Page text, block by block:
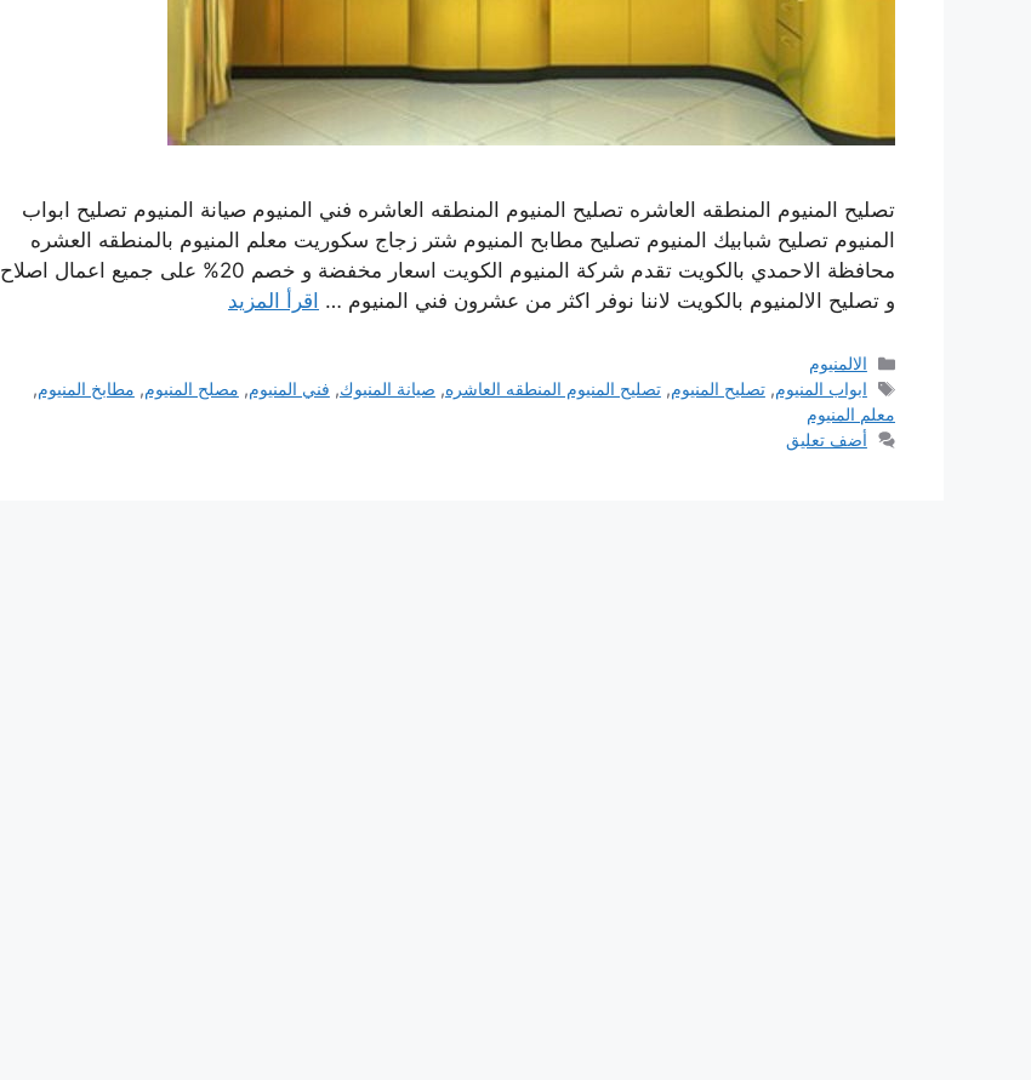
تصليح المنيوم المنطقه العاشره تصليح المنيوم المنطقه العاشره فني المنيوم صيانة المنيوم تصليح ابواب
المنيوم تصليح شبابيك المنيوم تصليح مطابح المنيوم شتر زجاج سكوريت معلم المنيوم بالمنطقه العشره
محافظة الاحمدي بالكويت تقدم شركة المنيوم الكويت اسعار مخفضة و خصم 20% على جميع اعمال اصلاح
و تصليح الالمنيوم بالكويت لاننا نوفر اكثر من عشرون فني المنيوم … اقرأ المزيد
التصنيفات
الالمنيوم
الوسوم
ابواب المنيوم,تصليح المنيوم,تصليح المنيوم المنطقه العاشره, صيانة المنيوك, فني المنيوم, مصلح المنيوم, مطابخ المنيوم,
معلم المنيوم
أضف تعليق